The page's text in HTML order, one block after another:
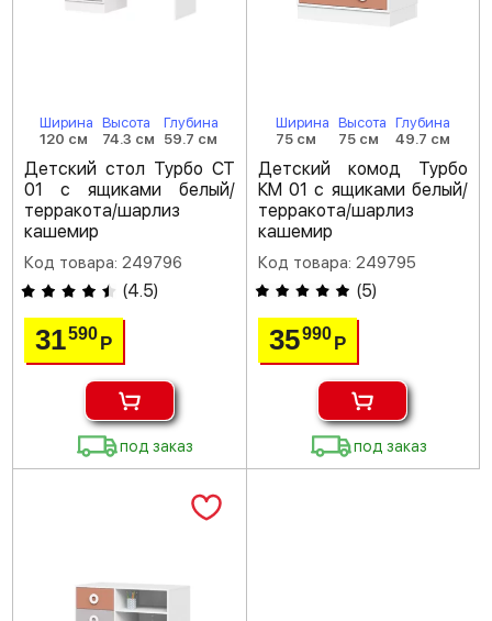
Ширина
120 см
Высота
74.3 см
Глубина
59.7 см
Детский стол Турбо СТ
01 с ящиками белый/
терракота/шарлиз
кашемир
Код товара: 249796
(4.5)
31590Р
под заказ
Ширина
75 см
Высота
75 см
Глубина
49.7 см
Детский комод Турбо
КМ 01 с ящиками белый/
терракота/шарлиз
кашемир
Код товара: 249795
(5)
35990 Р
под заказ